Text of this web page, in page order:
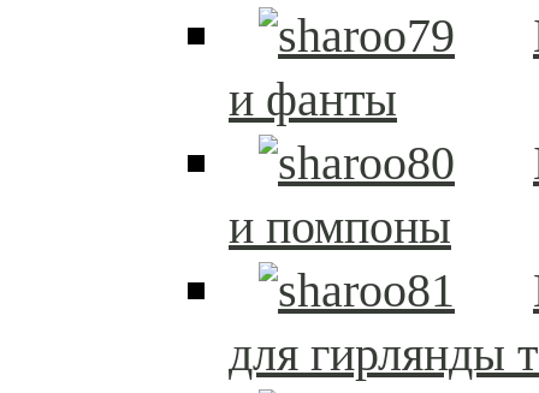
и фанты
и помпоны
для гирлянды